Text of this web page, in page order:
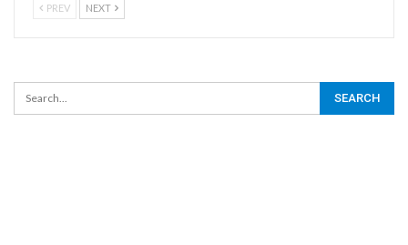
PREV NEXT